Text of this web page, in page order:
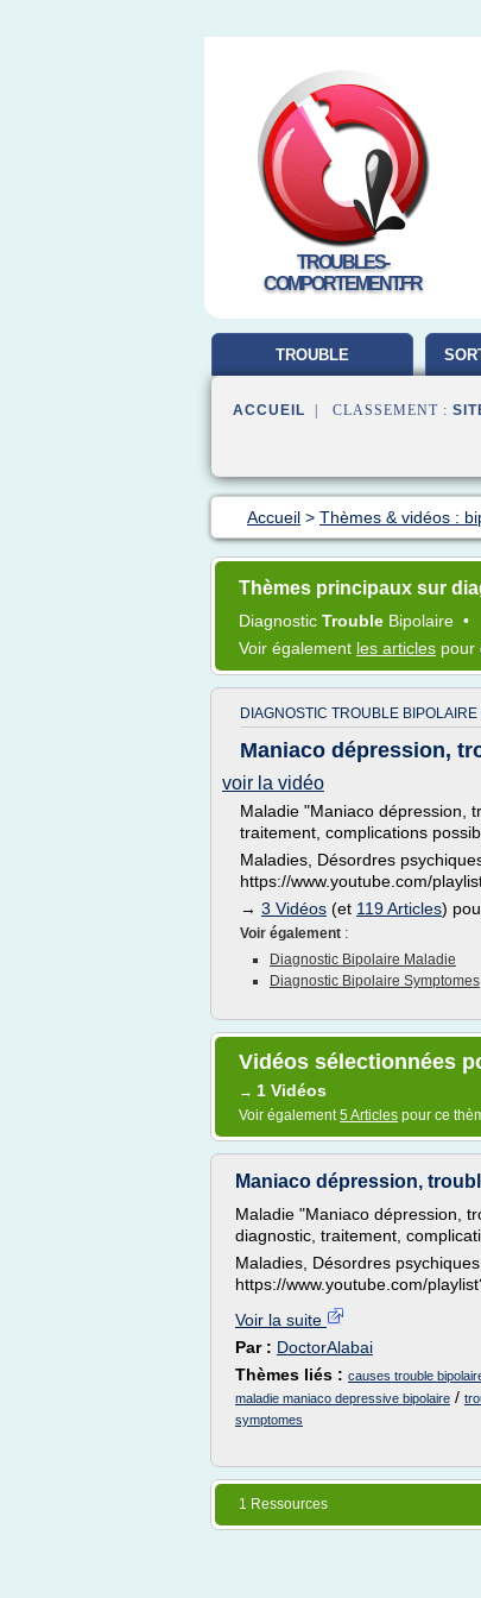
TROUBLES-
COMPORTEMENT.FR
TROUBLE
ACCUEIL | CLASSEMENT :
Accueil > Thèmes & vidéos :
Thèmes principaux sur
Diagnostic Trouble Bipolaire •
Voir également les articles pour
DIAGNOSTIC TROUBLE BIPOLAIRE
Maniaco dépression,
voir la vidéo
Maladie "Maniaco dépression,
traitement, complications
Maladies, Désordres
https://www.youtube.com/
→ 3 Vidéos (et 119 Articles)
Voir également :
Diagnostic Bipolaire Maladie
Diagnostic Bipolaire Symptomes
Vidéos sélectionnées
→ 1 Vidéos
Voir également5 Articles pour ce
Maniaco dépression,
Maladie "Maniaco dépression,
diagnostic, traitement,
Maladies, Désordres
https://www.youtube.com/
Voir la suite
Par : DoctorAlabai
Thèmes liés : causes trouble
maladie maniaco depressive bipolaire /
symptomes
1 Ressources